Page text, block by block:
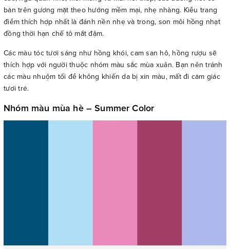
bản trên gương mặt theo hướng mềm mại, nhẹ nhàng. Kiểu trang
điểm thích hợp nhất là đánh nền nhẹ và trong, son môi hồng nhạt
đồng thời hạn chế tô mắt đậm.
Các màu tóc tươi sáng như hồng khói, cam san hô, hồng rượu sẽ
thích hợp với người thuộc nhóm màu sắc mùa xuân. Bạn nên tránh
các màu nhuộm tối để không khiến da bị xỉn màu, mất đi cảm giác
tươi trẻ.
Nhóm màu mùa hè – Summer Color